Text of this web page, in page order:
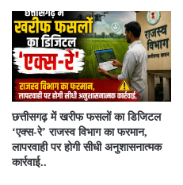
​छत्तीसगढ़ में खरीफ फसलों का डिजिटल
‘एक्स-रे’ राजस्व विभाग का फरमान,
लापरवाही पर होगी सीधी अनुशासनात्मक
कार्रवाई..